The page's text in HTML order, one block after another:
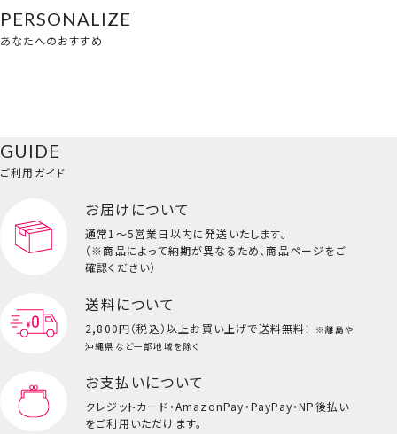
PERSONALIZE
あなたへのおすすめ
GUIDE
ご利用ガイド
お届けについて
通常1～5営業日以内に発送いたします。
（※商品によって納期が異なるため、商品ページをご
確認ください）
送料について
2,800円（税込）以上お買い上げで送料無料！
※離島や
沖縄県など一部地域を除く
お支払いについて
クレジットカード・AmazonPay・PayPay・NP後払い
をご利用いただけます。